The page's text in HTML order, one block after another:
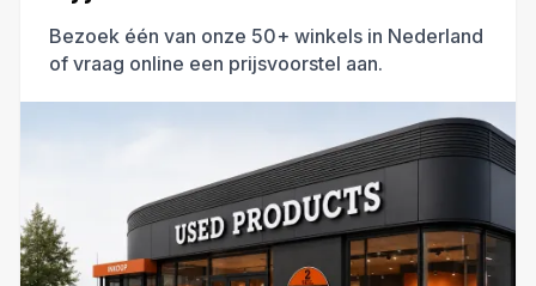
Bezoek één van onze 50+ winkels in Nederland
of vraag online een prijsvoorstel aan.